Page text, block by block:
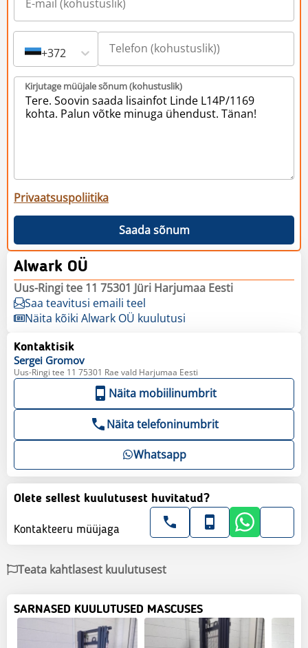
+372
Kirjutage müüjale sõnum (kohustuslik)
Privaatsuspoliitika
Saada sõnum
Alwark OÜ
Uus-Ringi tee 11 75301 Jüri Harjumaa Eesti
Saa teavitusi emaili teel
Näita kõiki Alwark OÜ kuulutusi
Kontaktisik
Sergei Gromov
Uus-Ringi tee 11 75301 Rae vald Harjumaa Eesti
Näita mobiilinumbrit
Näita telefoninumbrit
Whatsapp
Olete sellest kuulutusest huvitatud?
Kontakteeru müüjaga
Teata kahtlasest kuulutusest
SARNASED KUULUTUSED MASCUSES